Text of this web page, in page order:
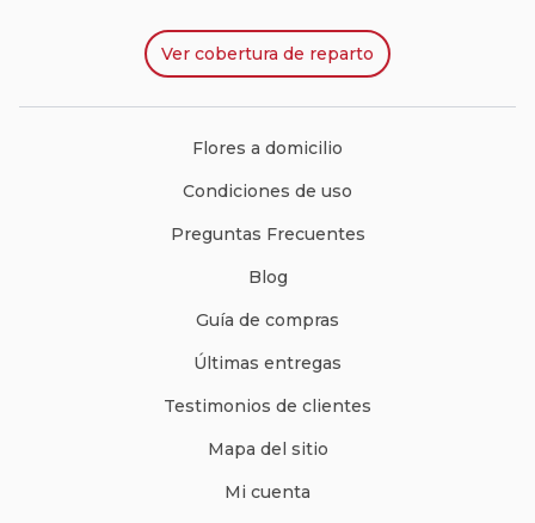
Ver cobertura de reparto
Flores a domicilio
Condiciones de uso
Preguntas Frecuentes
Blog
Guía de compras
Últimas entregas
Testimonios de clientes
Mapa del sitio
Mi cuenta